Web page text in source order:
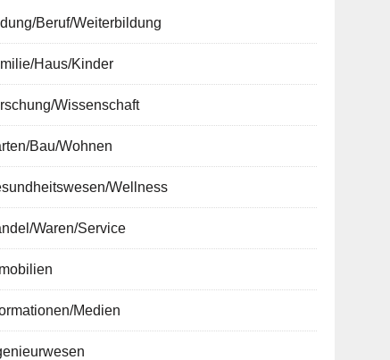
Beruf/Weiterbildung
Haus/Kinder
Wissenschaft
Bau/Wohnen
Wellness
Waren/Service
Medien